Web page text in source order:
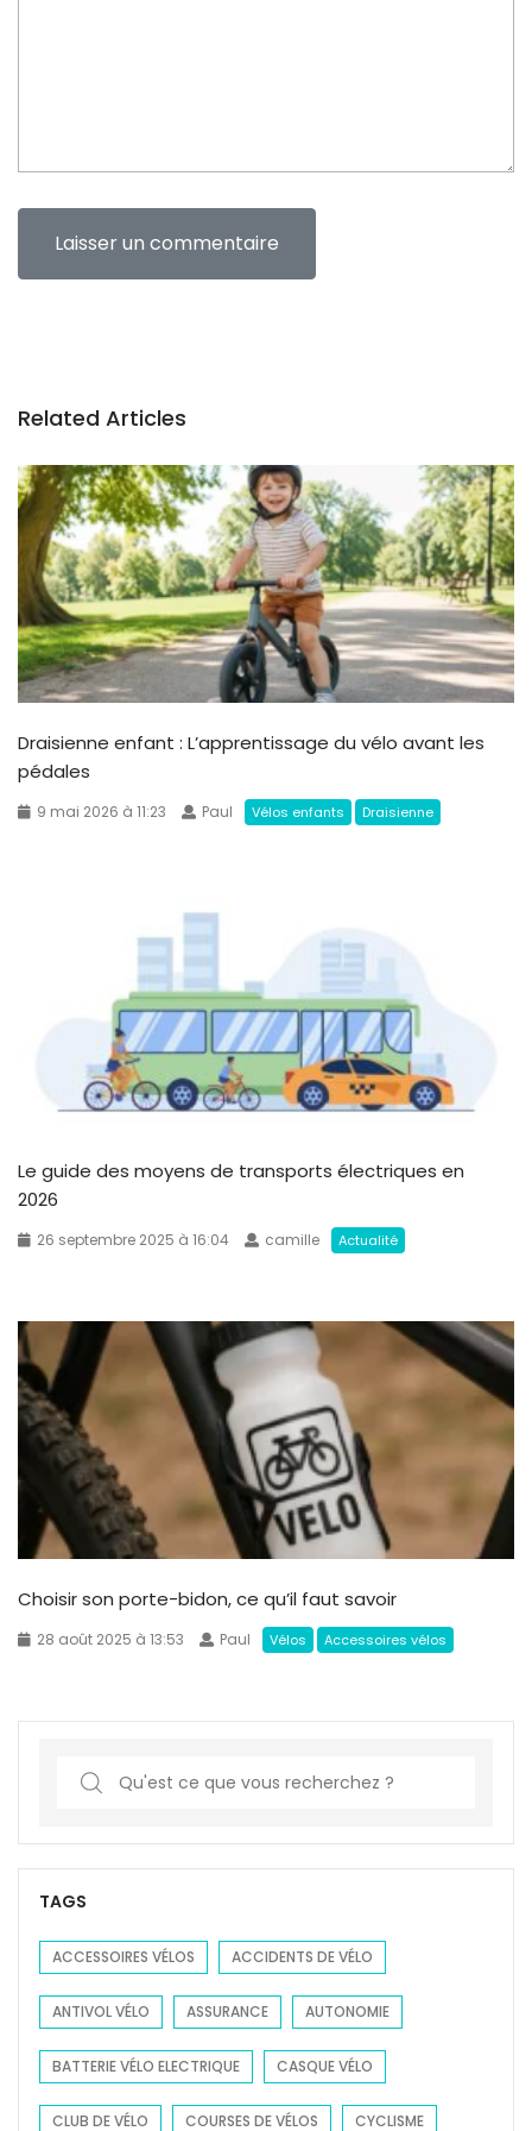
Related Articles
Draisienne enfant : L’apprentissage du vélo avant les
pédales
9 mai 2026 à 11:23 Paul Vélos enfants Draisienne
Le guide des moyens de transports électriques en
2026
26 septembre 2025 à 16:04 camille Actualité
Choisir son porte-bidon, ce qu’il faut savoir
28 août 2025 à 13:53 Paul Vélos Accessoires vélos
r
c
f
r
:
TAGS
ACCESSOIRES VÉLOS ACCIDENTS DE VÉLO
ANTIVOL VÉLO ASSURANCE AUTONOMIE
BATTERIE VÉLO ELECTRIQUE CASQUE VÉLO
CLUB DE VÉLO COURSES DE VÉLOS CYCLISME